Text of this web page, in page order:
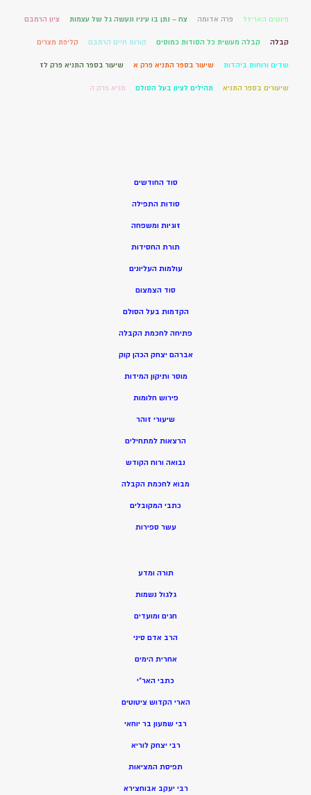
פיוטים האריזל פרה אדומה צח – נתן בו עיניו ונעשה גל של עצמות ציון הרמבם
קבלה קבלה מעשית כל הסודות כמוסים קורות חיים הרמבם קליפת מצרים
שדים ורוחות ביהדות שיעור בספר התניא פרק א שיעור בספר התניא פרק לז
שיעורים בספר התניא תהילים לציון בעל הסולם תניא פרק ה
סוד החודשים
סודות התפילה
זוגיות ומשפחה
תורת החסידות
עולמות העליונים
סוד הצמצום
הקדמות בעל הסולם
פתיחה לחכמת הקבלה
אברהם יצחק הכהן קוק
מוסר ותיקון המידות
פירוש חלומות
שיעורי זוהר
הרצאות למתחילים
נבואה ורוח הקודש
מבוא לחכמת הקבלה
כתבי המקובלים
עשר ספירות
תורה ומדע
גלגול נשמות
חגים ומועדים
הרב אדם סיני
אחרית הימים
כתבי האר”י
הארי הקדוש ציטוטים
רבי שמעון בר יוחאי
רבי יצחק לוריא
תפיסת המציאות
רבי יעקב אבוחצירא